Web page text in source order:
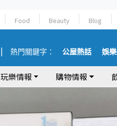
Food Beauty Blog
熱門關鍵字： 公屋熱話 娛
玩樂情報 購物情報